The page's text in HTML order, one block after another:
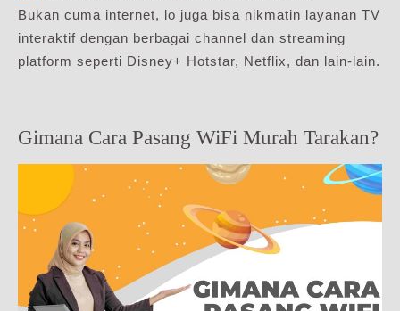
Bukan cuma internet, lo juga bisa nikmatin layanan TV
interaktif dengan berbagai channel dan streaming
platform seperti Disney+ Hotstar, Netflix, dan lain-lain.
Gimana Cara Pasang WiFi Murah Tarakan?